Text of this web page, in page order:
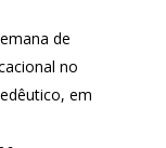
de
no
em